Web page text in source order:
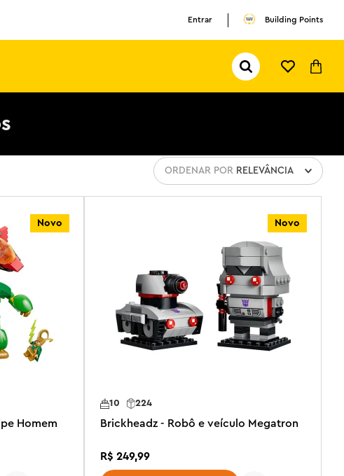
Entrar Building Points
Pesquisar...
ORDENAR POR RELEVÂNCIA
Novo
Homem
Novo
224
10
Brickheadz - Robô e veículo Megatron
R$ 249,99
TERMOS MAIS BUSCADOS